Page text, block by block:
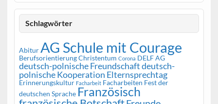
Schlagwörter
Abitur AG Schule mit Courage
BerufsorientierungChristentum Corona DELF AG
deutsch-polnische Freundschaftdeutsch-
polnische Kooperation Elternsprechtag
Erinnerungskultur Facharbeit Facharbeiten Fest der
deutschen Sprache Französisch